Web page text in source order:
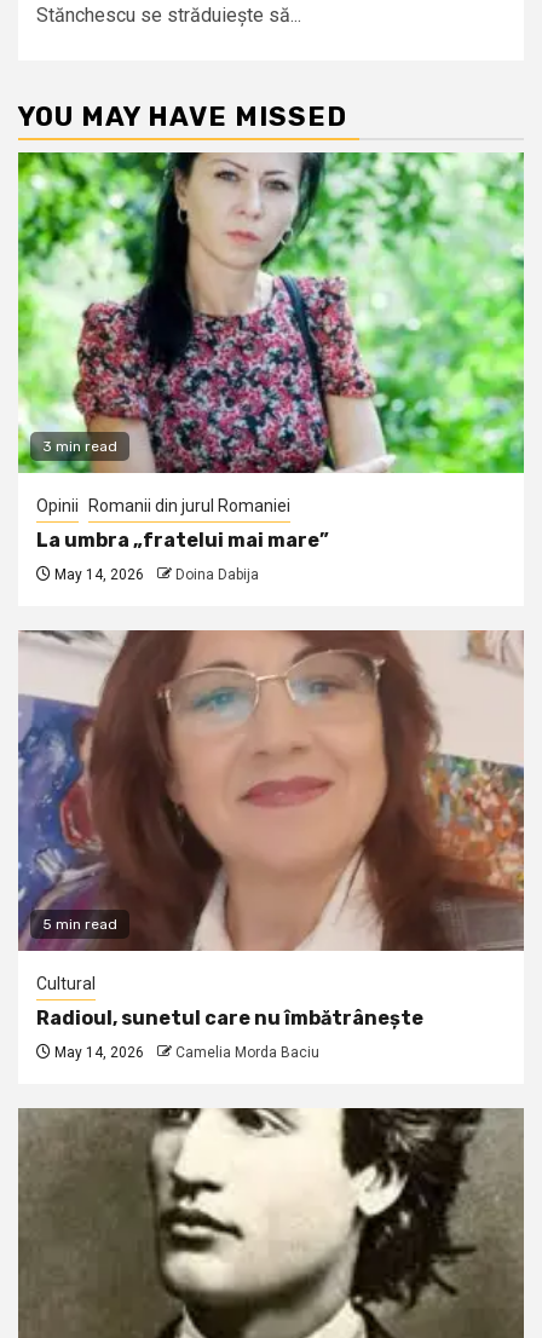
Stănchescu se străduiește să...
YOU MAY HAVE MISSED
3 min read
Opinii Romanii din jurul Romaniei
La umbra „fratelui mai mare”
May 14, 2026 Doina Dabija
5 min read
Cultural
Radioul, sunetul care nu îmbătrânește
May 14, 2026 Camelia Morda Baciu